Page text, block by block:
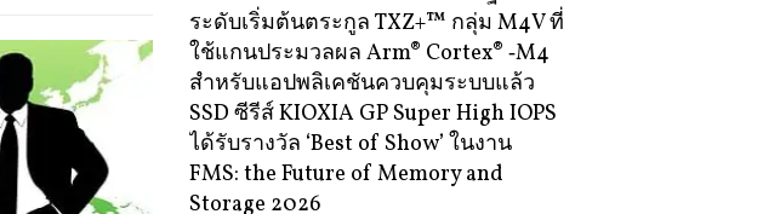
ระดับเริ่มต้นตระกูล TXZ+™ กลุ่ม M4V ที่
ใช้แกนประมวลผล Arm® Cortex® ‑M4
สำหรับแอปพลิเคชันควบคุมระบบแล้ว
SSD ซีรีส์ KIOXIA GP Super High IOPS
ได้รับรางวัล ‘Best of Show’ ในงาน
FMS: the Future of Memory and
Storage 2026